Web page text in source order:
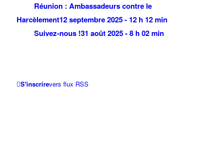
Réunion : Ambassadeurs contre le
Harcèlement12 septembre 2025 - 12 h 12 min
Suivez-nous !31 août 2025 - 8 h 02 min
S'inscrirevers flux RSS